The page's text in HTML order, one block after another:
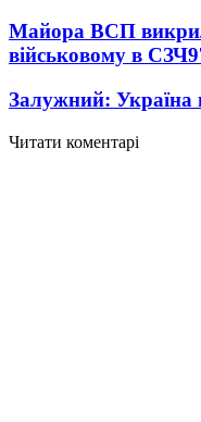
Майора ВСП
військовому в СЗЧ
Залужний: Україна
Читати коментарі